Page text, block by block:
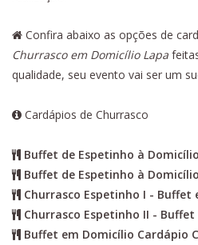
Confira abaixo as opções de
Churrasco em Domicílio Lapa
qualidade, seu evento vai ser um
Cardápios de Churrasco
Buffet de Espetinho à
Buffet de Espetinho à
Churrasco Espetinho I - Buffet
Churrasco Espetinho II -
Buffet em Domicílio Cardápio